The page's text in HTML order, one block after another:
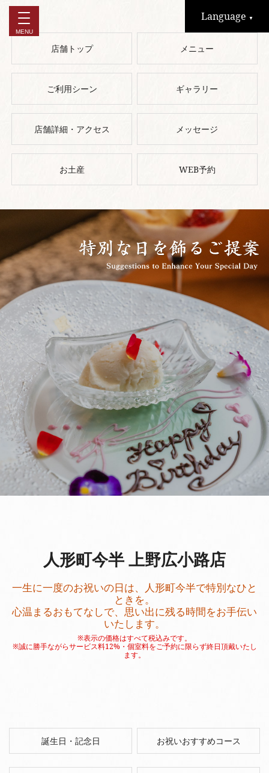
Language ▼
店舗トップ メニュー
ご利用シーン ギャラリー
店舗詳細・アクセス メッセージ
お土産 WEB予約
人形町今半 上野広小路店
一生に一度のお祝いの日は、人形町今半で特別なひと
ときを。
心温まるおもてなしで、思い出に残る時間をお手伝い
いたします。
※表示の価格はすべて税込みです。
※誠に勝手ながらサービス料12%・個室料をご予約に限らず終日頂戴いたし
ます。
誕生日・記念日 お祝いおすすめコース